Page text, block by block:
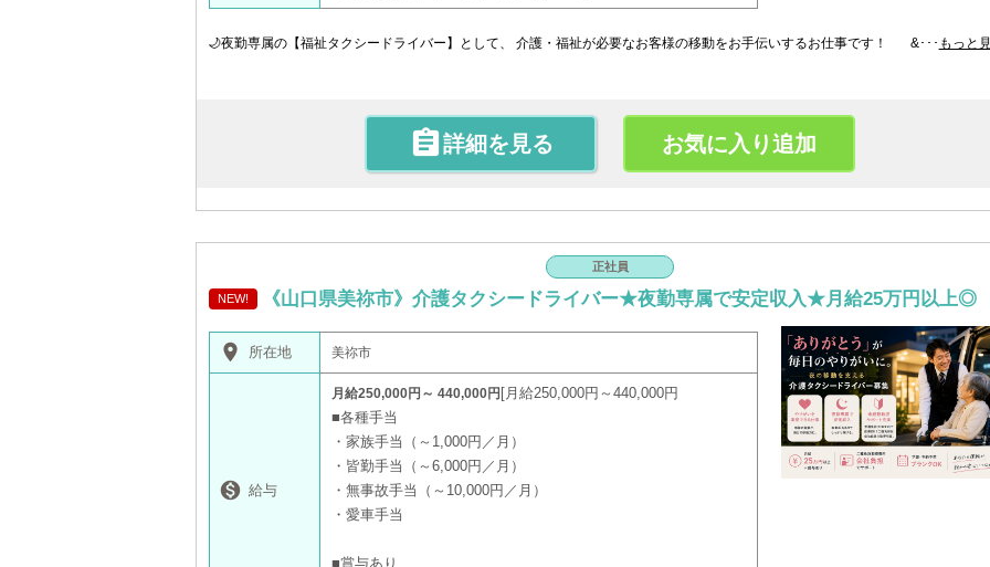
🌙夜勤専属の【福祉タクシードライバー】として、 介護・福祉が必要なお客様の移動をお手伝いするお仕事です！ &･･･ もっと
詳細を見る お気に入り追加
正社員
NEW! 《山口県美祢市》介護タクシードライバー★夜勤専属で安定収入★月給25万円以上◎
place 所在地 美祢市
 給与
月給250,000円～ 440,000円 月給250,000円～440,000円
■各種手当
・家族手当（～1,000円／月）
・皆勤手当（～6,000円／月）
・無事故手当（～10,000円／月）
・愛車手当
■賞与あり